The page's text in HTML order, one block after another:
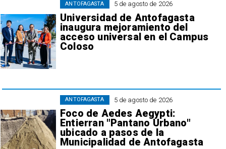
5 de agosto de 2026
Universidad de Antofagasta
inaugura mejoramiento del
acceso universal en el Campus
Coloso
ANTOFAGASTA
5 de agosto de 2026
Foco de Aedes Aegypti:
Entierran "Pantano Urbano"
ubicado a pasos de la
Municipalidad de Antofagasta
ANTOFAGASTA